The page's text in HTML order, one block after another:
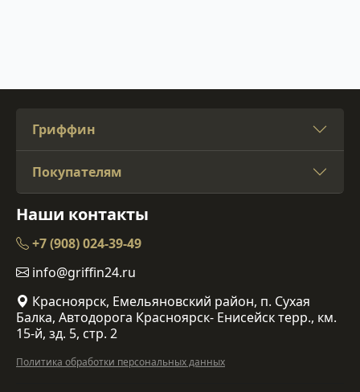
Гриффин
Покупателям
Наши контакты
+7 (908) 024-39-49
info@griffin24.ru
Красноярск, Емельяновский район, п. Сухая
Балка, Автодорога Красноярск- Енисейск терр., км.
15-й, зд. 5, стр. 2
Политика обработки персональных данных